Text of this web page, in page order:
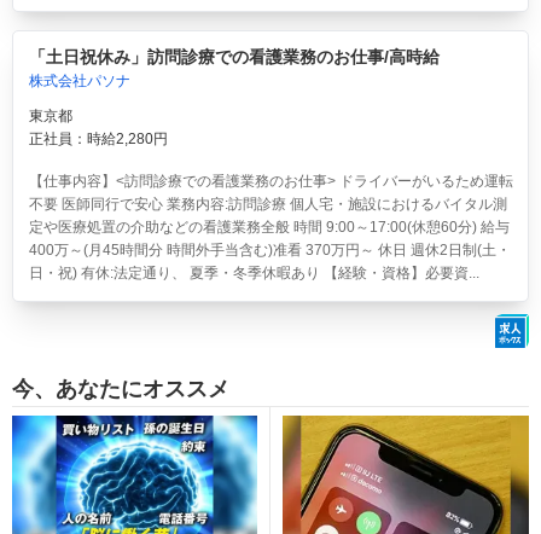
「土日祝休み」訪問診療での看護業務のお仕事/高時給
株式会社パソナ
東京都
正社員：時給2,280円
【仕事内容】<訪問診療での看護業務のお仕事> ドライバーがいるため運転
不要 医師同行で安心 業務内容:訪問診療 個人宅・施設におけるバイタル測
定や医療処置の介助などの看護業務全般 時間 9:00～17:00(休憩60分) 給与
400万～(月45時間分 時間外手当含む)准看 370万円～ 休日 週休2日制(土・
日・祝) 有休:法定通り、 夏季・冬季休暇あり 【経験・資格】必要資...
今、あなたにオススメ